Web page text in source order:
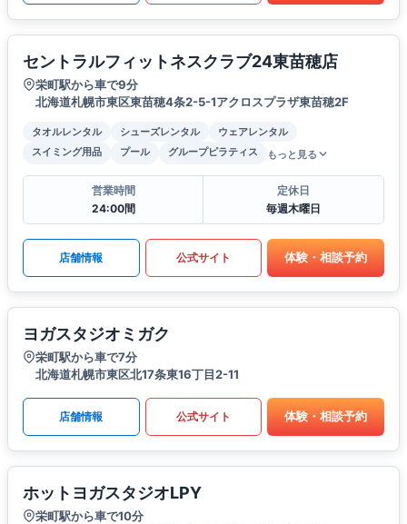
セントラルフィットネスクラブ24東苗穂店
栄町駅から車で9分
北海道札幌市東区東苗穂4条2-5-1アクロスプラザ東苗穂2F
タオルレンタル シューズレンタル
ウェアレンタル
スイミング用品
プール グループピラティス もっと見る
営業時間
24:00間
定休日
毎週木曜日
店舗情報 公式サイト 体験・相談予約
ヨガスタジオミガク
栄町駅から車で7分
北海道札幌市東区北17条東16丁目2-11
店舗情報 公式サイト 体験・相談予約
ホットヨガスタジオLPY
栄町駅から車で10分